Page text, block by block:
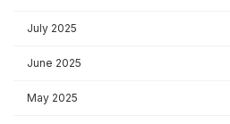
July 2025
June 2025
May 2025